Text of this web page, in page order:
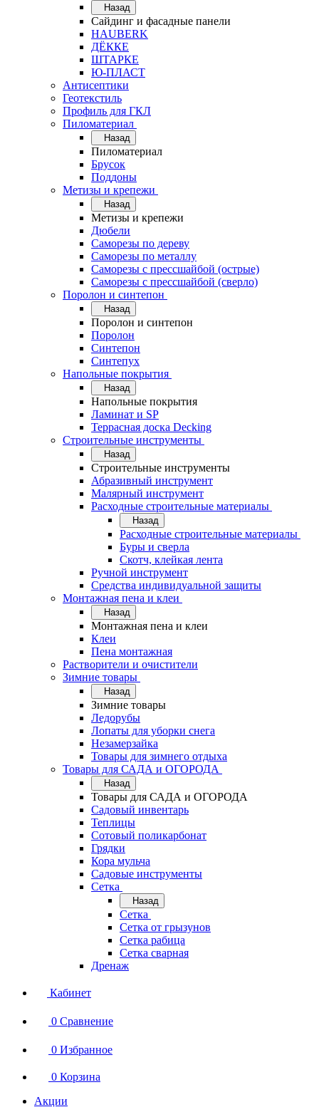
Назад
Сайдинг и фасадные панели
HAUBERK
ДЁККЕ
ШТАРКЕ
Ю-ПЛАСТ
Антисептики
Геотекстиль
Профиль для ГКЛ
Пиломатериал
Назад
Пиломатериал
Брусок
Поддоны
Метизы и крепежи
Назад
Метизы и крепежи
Дюбели
Саморезы по дереву
Саморезы по металлу
Саморезы с прессшайбой (острые)
Саморезы с прессшайбой (сверло)
Поролон и синтепон
Назад
Поролон и синтепон
Поролон
Синтепон
Синтепух
Напольные покрытия
Назад
Напольные покрытия
Ламинат и SP
Террасная доска Decking
Строительные инструменты
Назад
Строительные инструменты
Абразивный инструмент
Малярный инструмент
Расходные строительные материалы
Назад
Расходные строительные материалы
Буры и сверла
Скотч, клейкая лента
Ручной инструмент
Средства индивидуальной защиты
Монтажная пена и клеи
Назад
Монтажная пена и клеи
Клеи
Пена монтажная
Растворители и очистители
Зимние товары
Назад
Зимние товары
Ледорубы
Лопаты для уборки снега
Незамерзайка
Товары для зимнего отдыха
Товары для САДА и ОГОРОДА
Назад
Товары для САДА и ОГОРОДА
Садовый инвентарь
Теплицы
Сотовый поликарбонат
Грядки
Кора мульча
Садовые инструменты
Сетка
Назад
Сетка
Сетка от грызунов
Сетка рабица
Сетка сварная
Дренаж
Кабинет
0 Сравнение
0 Избранное
0 Корзина
Акции